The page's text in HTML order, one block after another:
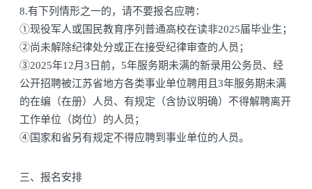
8.有下列情形之一的，请不要报名应聘：
①现役军人或国民教育序列普通高校在读非2025届毕业生；
②尚未解除纪律处分或正在接受纪律审查的人员；
③2025年12月3日前，5年服务期未满的新录用公务员、经
公开招聘被江苏省地方各类事业单位聘用且3年服务期未满
的在编（在册）人员、有规定（含协议明确）不得解聘离开
工作单位（岗位）的人员；
④国家和省另有规定不得应聘到事业单位的人员。
三、报名安排